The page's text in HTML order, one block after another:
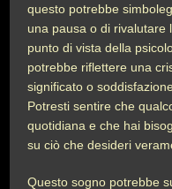
questo potrebbe
una pausa o di rivalutare
punto di vista della
potrebbe riflettere una
significato o
Potresti sentire che
quotidiana e che hai
su ciò che desideri
Questo sogno potrebbe